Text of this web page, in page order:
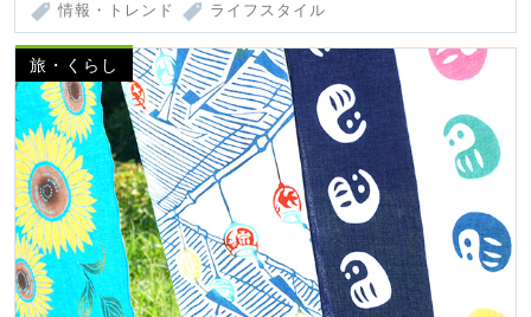
情報・トレンド ライフスタイル
旅・くらし